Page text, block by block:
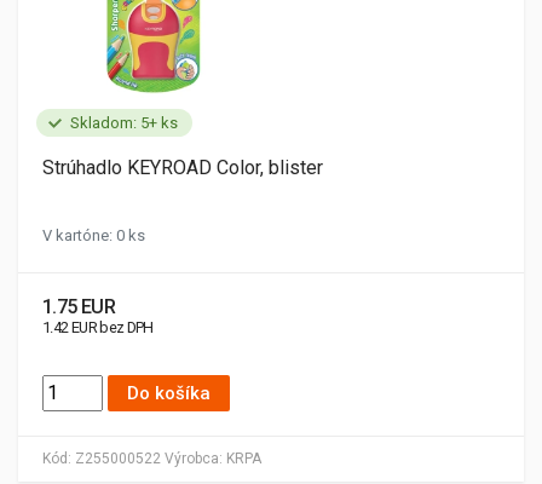
Skladom: 5+ ks
Kód: Z255000522 Výrobca: KRPA
Strúhadlo KEYROAD Color, blister
V kartóne: 0 ks
1.75 EUR
1.42 EUR bez DPH
Do košíka